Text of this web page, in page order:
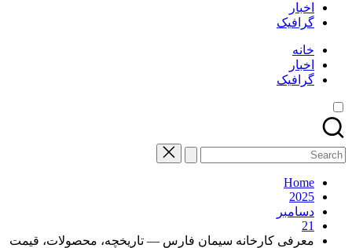
اخبار
گرافیک
خانه
اخبار
گرافیک
Search
for:
Home
2025
دسامبر
21
معرفی کارخانه سیمان فارس — تاریخچه، محصولات، قیمت